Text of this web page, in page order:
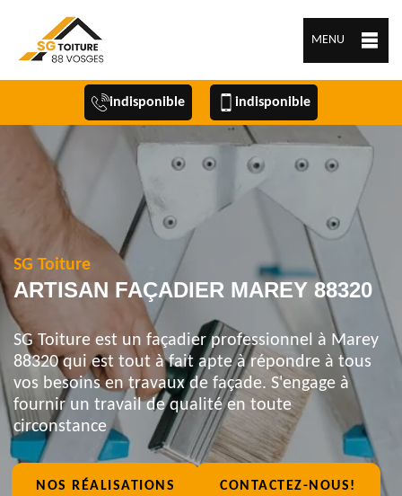
MENU
indisponible indisponible
SG Toiture
ARTISAN FAÇADIER MAREY 88320
SG Toiture est un façadier professionnel à Marey
88320 qui est tout à fait apte à répondre à tous
vos besoins en travaux de façade. S'engage à
fournir un travail de qualité en toute
circonstance
NOS RÉALISATIONS CONTACTEZ-NOUS!